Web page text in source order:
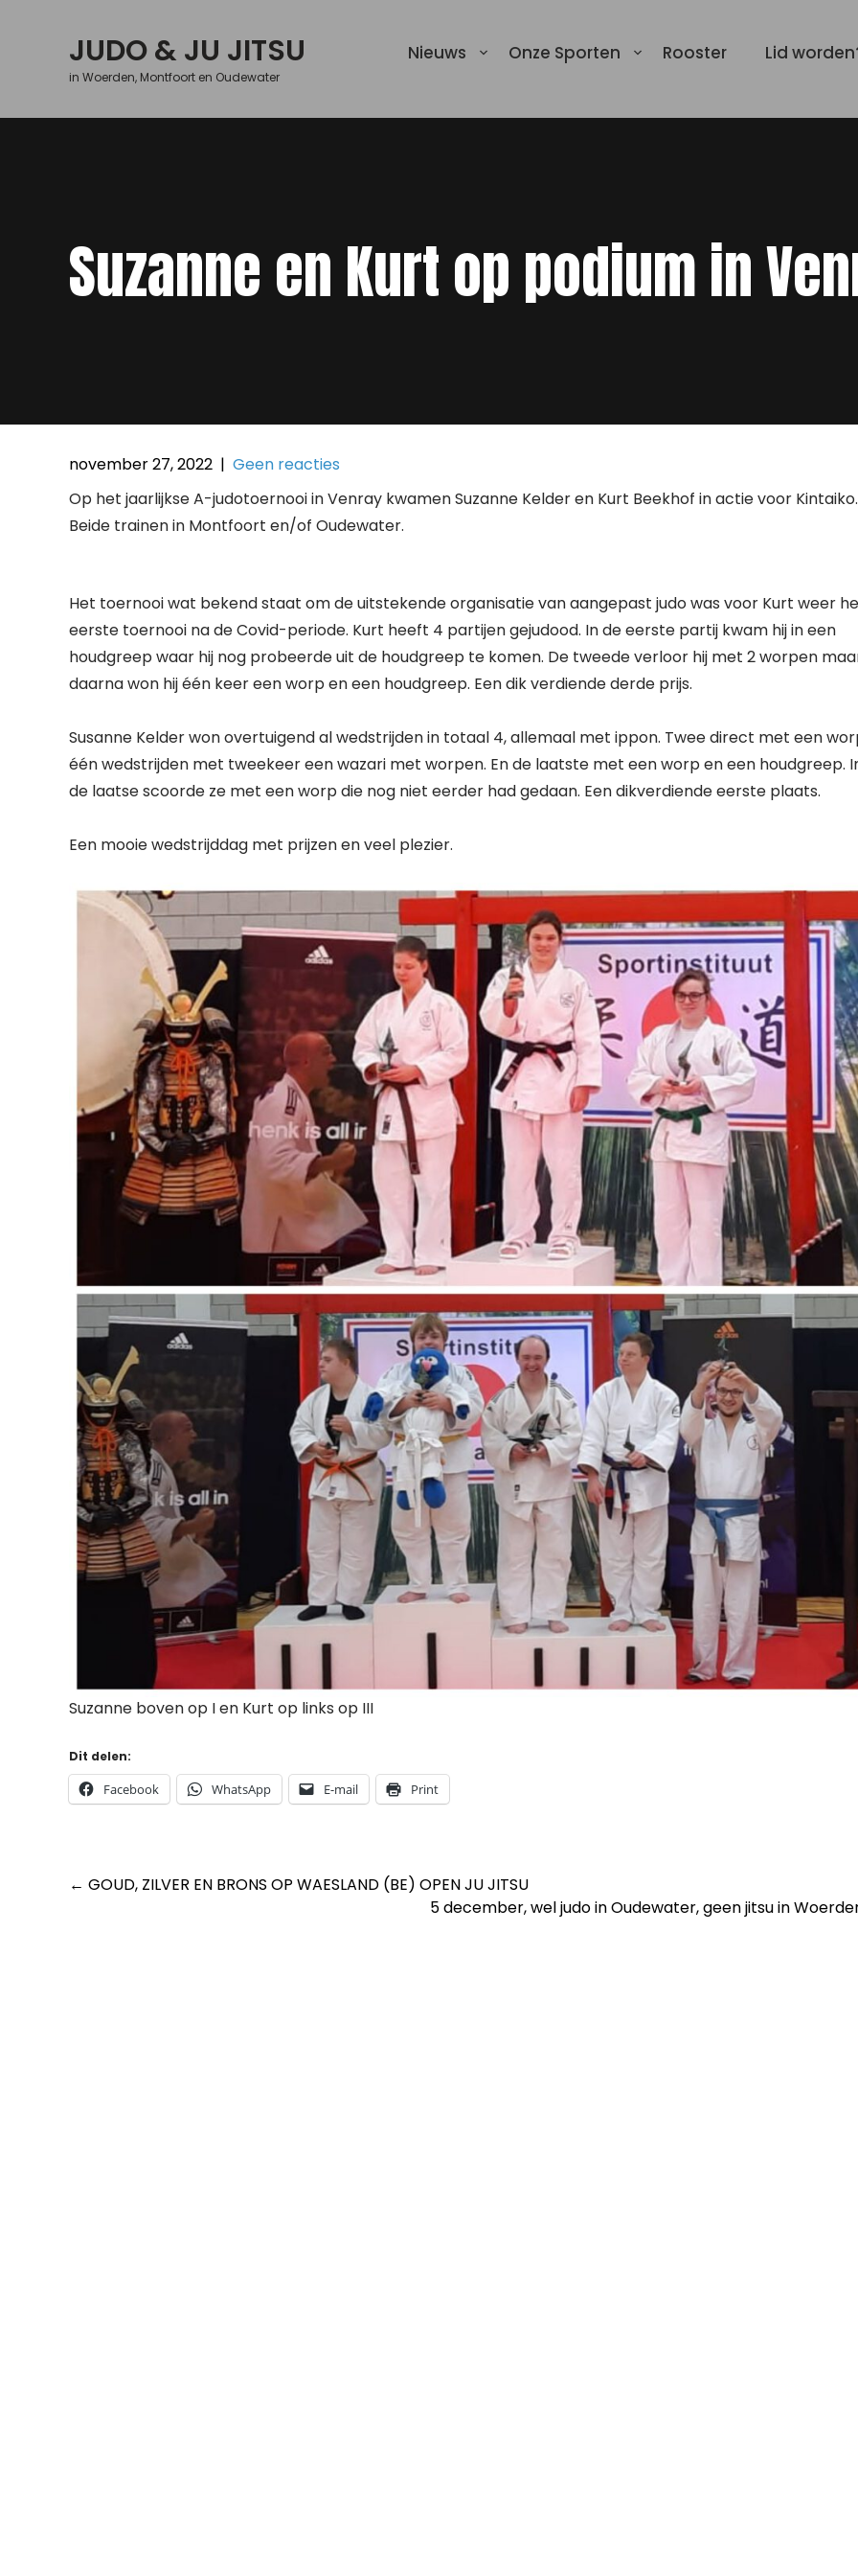
JUDO & JU JITSU
in Woerden, Montfoort en Oudewater
Nieuws Onze Sporten Rooster Lid
Suzanne en Kurt op podium in
november 27, 2022 | Geen reacties
Op het jaarlijkse A-judotoernooi in Venray kwamen Suzanne Kelder en Kurt Beekhof in actie voor Kintaiko.
Beide trainen in Montfoort en/of Oudewater.
Het toernooi wat bekend staat om de uitstekende organisatie van aangepast judo was voor Kurt weer
eerste toernooi na de Covid-periode. Kurt heeft 4 partijen gejudood. In de eerste partij kwam hij in een
houdgreep waar hij nog probeerde uit de houdgreep te komen. De tweede verloor hij met 2 worpen
daarna won hij één keer een worp en een houdgreep. Een dik verdiende derde prijs.
Susanne Kelder won overtuigend al wedstrijden in totaal 4, allemaal met ippon. Twee direct met een
één wedstrijden met tweekeer een wazari met worpen. En de laatste met een worp en een houdgreep.
de laatse scoorde ze met een worp die nog niet eerder had gedaan. Een dikverdiende eerste plaats.
Een mooie wedstrijddag met prijzen en veel plezier.
Suzanne boven op I en Kurt op links op III
Dit delen:
Facebook WhatsApp E-mail Print
Post
← GOUD, ZILVER EN BRONS OP WAESLAND (BE) OPEN JU JITSU
5 december, wel judo in Oudewater, geen jitsu in